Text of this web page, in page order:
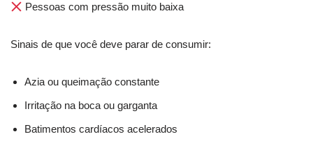
Pessoas com pressão muito baixa
Sinais de que você deve parar de consumir:
Azia ou queimação constante
Irritação na boca ou garganta
Batimentos cardíacos acelerados